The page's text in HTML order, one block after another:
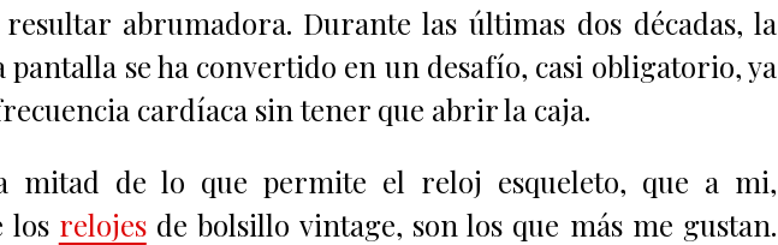
abrumadora. Durante las últimas dos décadas, la
se ha convertido en un desafío, casi obligatorio, ya
cardíaca sin tener que abrir la caja.
mitad de lo que permite el reloj esqueleto, que a mi,
los relojesde bolsillo vintage, son los que más me gustan.